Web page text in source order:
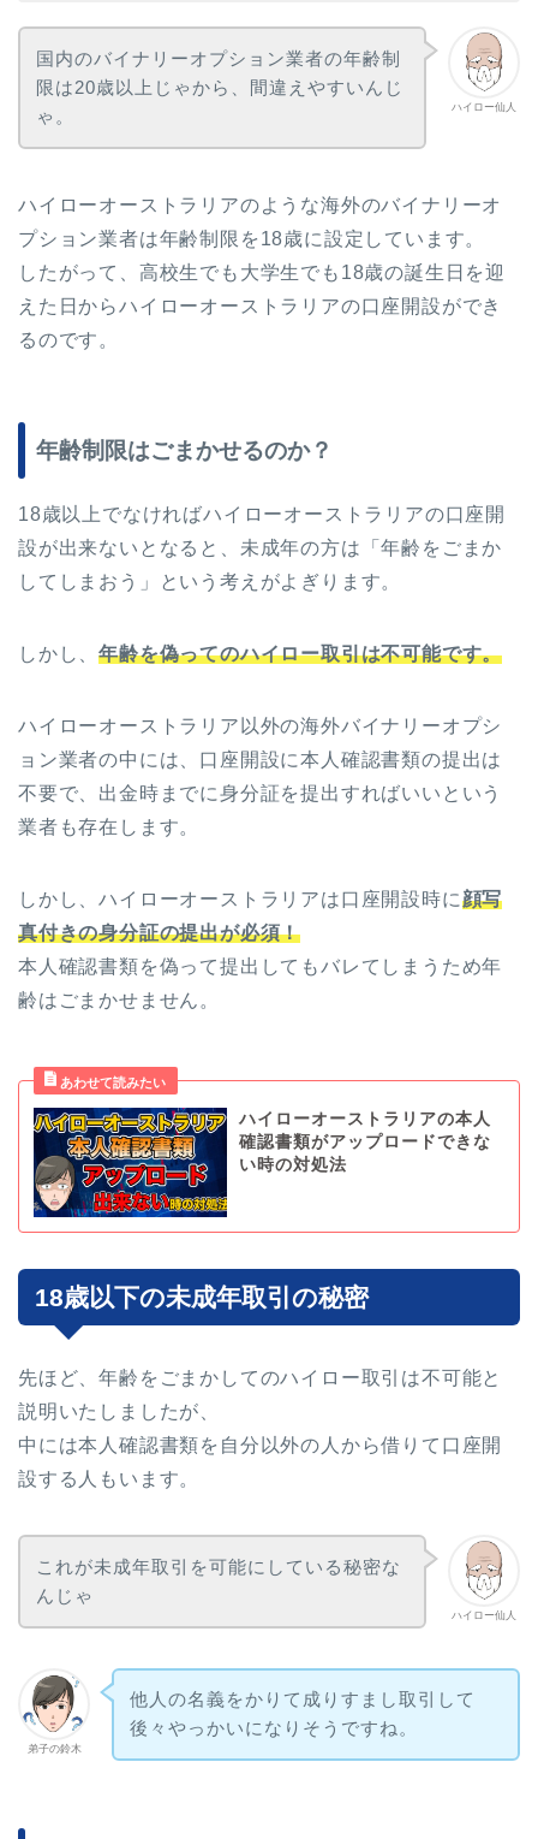
ハイロー仙人
国内のバイナリーオプション業者の年齢制
限は20歳以上じゃから、間違えやすいんじ
ゃ。
ハイローオーストラリアのような海外のバイナリーオ
プション業者は年齢制限を18歳に設定しています。
したがって、高校生でも大学生でも18歳の誕生日を迎
えた日からハイローオーストラリアの口座開設ができ
るのです。
年齢制限はごまかせるのか？
18歳以上でなければハイローオーストラリアの口座開
設が出来ないとなると、未成年の方は「年齢をごまか
してしまおう」という考えがよぎります。
しかし、年齢を偽ってのハイロー取引は不可能です。
ハイローオーストラリア以外の海外バイナリーオプシ
ョン業者の中には、口座開設に本人確認書類の提出は
不要で、出金時までに身分証を提出すればいいという
業者も存在します。
しかし、ハイローオーストラリアは口座開設時に顔写
真付きの身分証の提出が必須！
本人確認書類を偽って提出してもバレてしまうため年
齢はごまかせません。
ハイローオーストラリアの本人
確認書類がアップロードできな
い時の対処法
18歳以下の未成年取引の秘密
先ほど、年齢をごまかしてのハイロー取引は不可能と
説明いたしましたが、
中には本人確認書類を自分以外の人から借りて口座開
設する人もいます。
ハイロー仙人
これが未成年取引を可能にしている秘密な
んじゃ
弟子の鈴木
他人の名義をかりて成りすまし取引して
後々やっかいになりそうですね。